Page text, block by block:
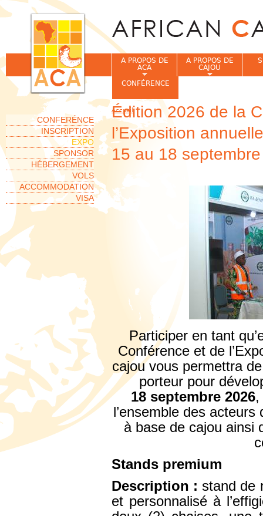
Édition 2026 de la
l’Exposition
15 au 18
Participer en tant
Conférence et de
cajou vous permettra
porteur pour
18 septembre 2026
l’ensemble des
à base de cajou ainsi
Stands premium
Description : stand de
et personnalisé à
A PROPOS DE
ACA
A PROPOS DE
CAJOU
CONFÉRENCE
Vous êtes ici
Accueil
CONFERÉNCE
INSCRIPTION
EXPO
SPONSOR
HÉBERGEMENT
VOLS
ACCOMMODATION
VISA